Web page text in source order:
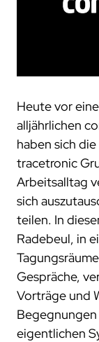
dein einstieg
netzwerk
forschung
kunden
unsere
projekte
Heute vor
alljährlichen
haben sich
tracetronic
Arbeitsalltag
sich
teilen. In
Radebeul, in
Gespräche,
Vorträge und
eigentlichen